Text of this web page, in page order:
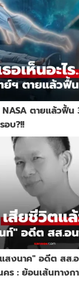
ตายแล้วฟื้น
อบ?!!
งนาค" อดีต สส.อ
ร : ย้อนเส้นทางก